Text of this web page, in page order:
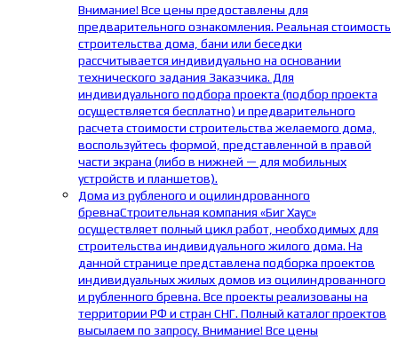
Внимание! Все цены предоставлены для
предварительного ознакомления. Реальная стоимость
строительства дома, бани или беседки
рассчитывается индивидуально на основании
технического задания Заказчика. Для
индивидуального подбора проекта (подбор проекта
осуществляется бесплатно) и предварительного
расчета стоимости строительства желаемого дома,
воспользуйтесь формой, представленной в правой
части экрана (либо в нижней — для мобильных
устройств и планшетов).
Дома из рубленого и оцилиндрованного
бревнаСтроительная компания «Биг Хаус»
осуществляет полный цикл работ, необходимых для
строительства индивидуального жилого дома. На
данной странице представлена подборка проектов
индивидуальных жилых домов из оцилиндрованного
и рубленного бревна. Все проекты реализованы на
территории РФ и стран СНГ. Полный каталог проектов
высылаем по запросу. Внимание! Все цены